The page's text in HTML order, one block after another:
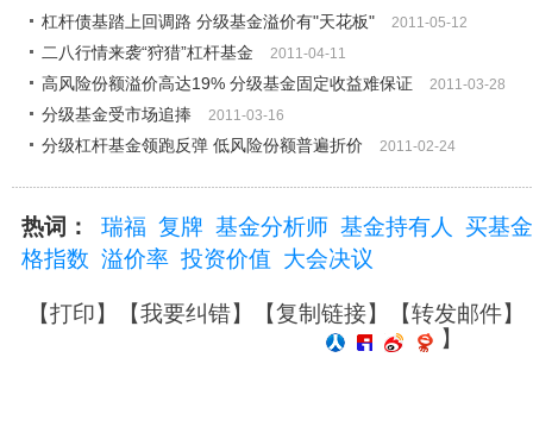
杠杆债基踏上回调路 分级基金溢价有"天花板"
2011-05-12
二八行情来袭“狩猎”杠杆基金 2011-04-11
高风险份额溢价高达19% 分级基金固定收益难保证 2011-03-28
分级基金受市场追捧 2011-03-16
分级杠杆基金领跑反弹 低风险份额普遍折价 2011-02-24
热词： 瑞福 复牌 基金分析师 基金持有人
买基金
格指数 溢价率 投资价值 大会决议
【打印】【我要纠错】【复制链接】【转发邮件】
】